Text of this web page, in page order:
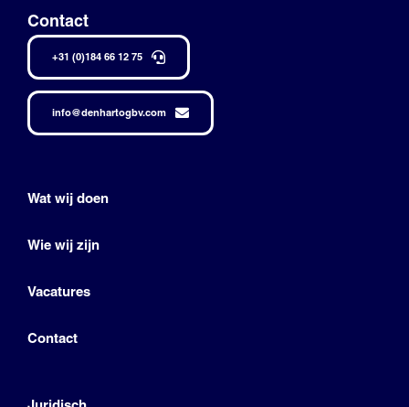
Contact
+31 (0)184 66 12 75
info@denhartogbv.com
Wat wij doen
Wie wij zijn
Vacatures
Contact